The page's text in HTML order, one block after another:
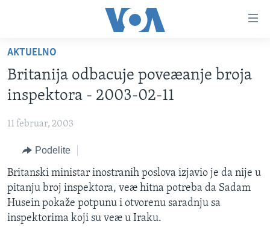
glavni
sadržaj
Idi
na
glavnu
pretragu
RUBRIKE
BALKAN
GLOBALNE TEME
EKONOMIJA
NAUKA I TEHNOLOGIJA
MEDICINA
TV PROGRAM
OTVORENI STUDIO
IZ AMERIKE
PRATITE NAS
AKTUELNO
Britanija odbacuje poveæanje broja
inspektora - 2003-02-11
11 februar, 2003
Podelite
Britanski ministar inostranih poslova izjavio je da nije u
pitanju broj inspektora, veæ hitna potreba da Sadam
Husein pokaže potpunu i otvorenu saradnju sa
inspektorima koji su veæ u Iraku.